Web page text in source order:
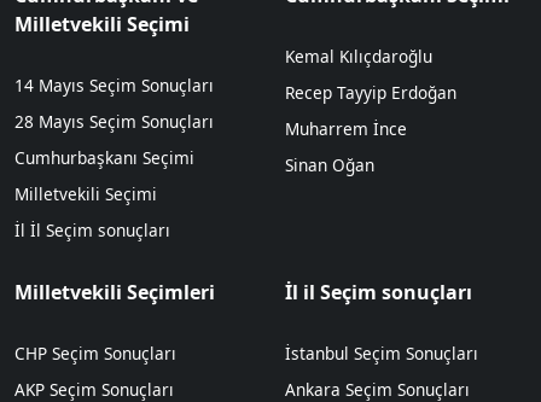
Milletvekili Seçimi
14 Mayıs Seçim Sonuçları
28 Mayıs Seçim Sonuçları
Cumhurbaşkanı Seçimi
Milletvekili Seçimi
İl İl Seçim sonuçları
Kemal Kılıçdaroğlu
Recep Tayyip Erdoğan
Muharrem İnce
Sinan Oğan
Milletvekili Seçimleri
CHP Seçim Sonuçları
AKP Seçim Sonuçları
İl il Seçim sonuçları
İstanbul Seçim Sonuçları
Ankara Seçim Sonuçları